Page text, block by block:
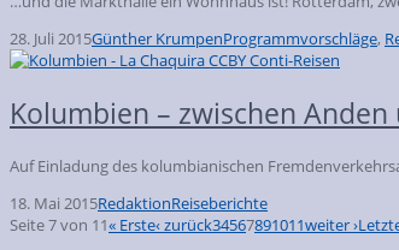
28. Juli 2015Günther KrumpenProgrammvorschläge,
Kolumbien – zwischen
Auf Einladung des kolumbianischen
18. Mai 2015RedaktionReiseberichte
Seite 7 von 11« Erste‹ zurück34567891011weiter ›